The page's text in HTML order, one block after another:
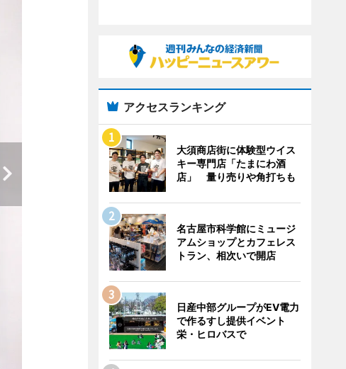
アクセスランキング
大須商店街に体験型ウイス
キー専門店「たまにわ酒
店」 量り売りや角打ちも
名古屋市科学館にミュージ
アムショップとカフェレス
トラン、相次いで開店
日産中部グループがEV電力
で作るすし提供イベント
栄・ヒロバスで